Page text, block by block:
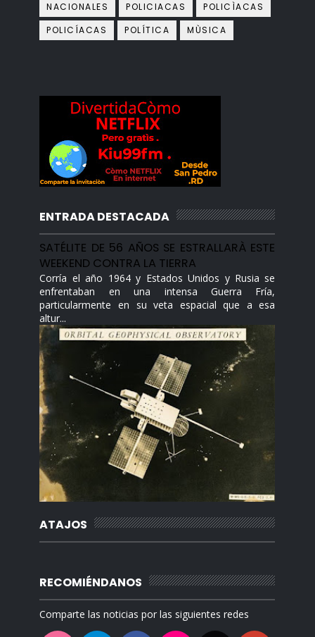
NACIONALES
POLICIACAS
POLICÌACAS
POLICÍACAS
POLÍTICA MÙSICA
ENTRADA DESTACADA
SATÉLITE DE 56 AÑOS SE ESTRALLARÀ ESTE
WEEKEND CONTRA LA TIERRA
Corría el año 1964 y Estados Unidos y Rusia se
enfrentaban en una intensa Guerra Fría,
particularmente en su veta espacial que a esa
altur...
ATAJOS
RECOMIÉNDANOS
Comparte las noticias por las siguientes redes